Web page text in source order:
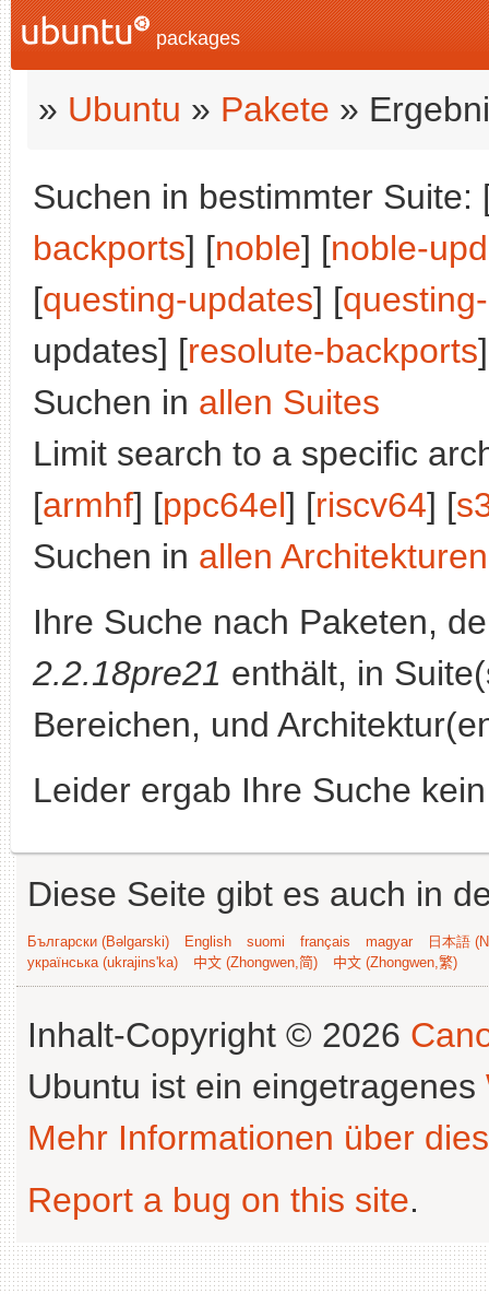
packages
» Ubuntu » Pakete »
Suchen in bestimmter Suite:
backports] [noble] [noble-
[questing-updates] [
updates] [resolute-backports
Suchen in allen Suites
Limit search to a specific
[armhf] [ppc64el] [riscv64] [
Suchen in allen Architekturen
Ihre Suche nach Paketen,
2.2.18pre21 enthält, in
Bereichen, und
Leider ergab Ihre Suche
Diese Seite gibt es auch in
Български (Bəlgarski) English suomi français magyar
日本語
українська (ukrajins'ka)
中文 (Zhongwen,简) 中文 (Zhongwen,繁)
Inhalt-Copyright © 2026
Ubuntu ist ein eingetragenes
Mehr Informationen über
Report a bug on this site.